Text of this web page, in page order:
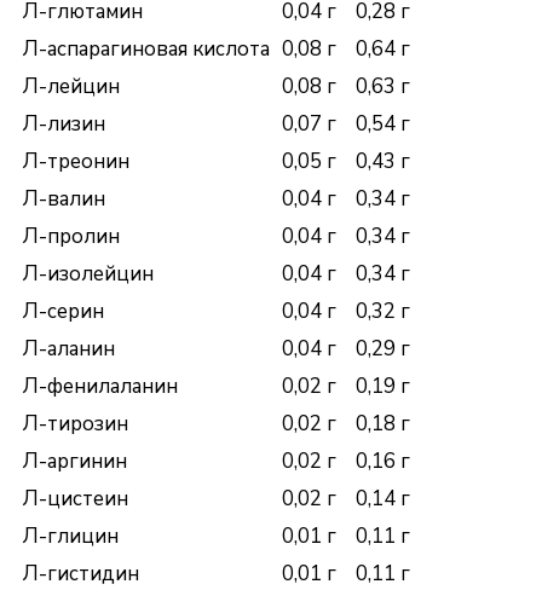
Л-глютамин
0,04 г
0,28 г
Л-аспарагиновая кислота 0,08 г
0,64 г
Л-лейцин
0,08 г
0,63 г
Л-лизин
0,07 г
0,54 г
Л-треонин
0,05 г
0,43 г
Л-валин
0,04 г
0,34 г
Л-пролин
0,04 г
0,34 г
Л-изолейцин
0,04 г
0,34 г
Л-серин
0,04 г
0,32 г
Л-аланин
0,04 г
0,29 г
Л-фенилаланин
0,02 г
0,19 г
Л-тирозин
0,02 г
0,18 г
Л-аргинин
0,02 г
0,16 г
Л-цистеин
0,02 г
0,14 г
Л-глицин
0,01 г
0,11 г
Л-гистидин
0,01 г
0,11 г